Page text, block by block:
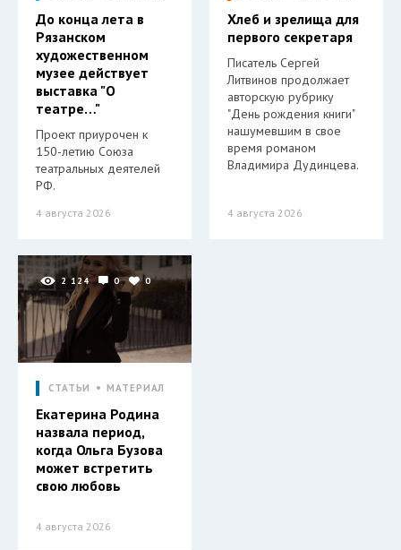
До конца лета в
Рязанском
художественном
музее действует
выставка "О
театре…"
Проект приурочен к
150-летию Союза
театральных деятелей
РФ.
4 августа 2026
Хлеб и зрелища для
первого секретаря
Писатель Сергей
Литвинов продолжает
авторскую рубрику
"День рождения книги"
нашумевшим в свое
время романом
Владимира Дудинцева.
4 августа 2026
2 124 0 0
СТАТЬИ МАТЕРИАЛ
Екатерина Родина
назвала период,
когда Ольга Бузова
может встретить
свою любовь
4 августа 2026